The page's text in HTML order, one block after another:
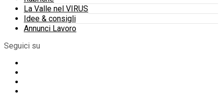
La Valle nel VIRUS
Idee & consigli
Annunci Lavoro
Seguici su